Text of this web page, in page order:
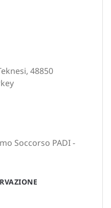
Soccorso PADI -
48850